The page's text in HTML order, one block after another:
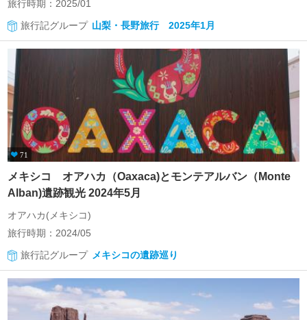
旅行時期：2025/01
旅行記グループ 山梨・長野旅行 2025年1月
71
メキシコ オアハカ（Oaxaca)とモンテアルバン（Monte
Alban)遺跡観光 2024年5月
オアハカ(メキシコ)
旅行時期：2024/05
旅行記グループ メキシコの遺跡巡り